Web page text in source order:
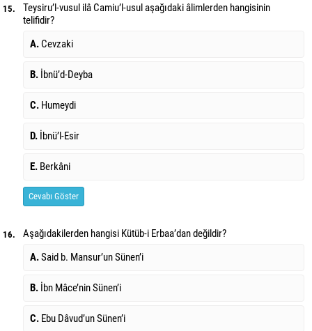
15.
Teysiru’l-vusul ilâ Camiu’l-usul aşağıdaki âlimlerden hangisinin
telifidir?
A.Cevzaki
B. İbnü’d-Deyba
C. Humeydi
D. İbnü’l-Esir
E. Berkâni
Cevabı Göster
16.
Aşağıdakilerden hangisi Kütüb-i Erbaa’dan değildir?
A.Said b. Mansur’un Sünen’i
B. İbn Mâce’nin Sünen’i
C. Ebu Dâvud’un Sünen’i